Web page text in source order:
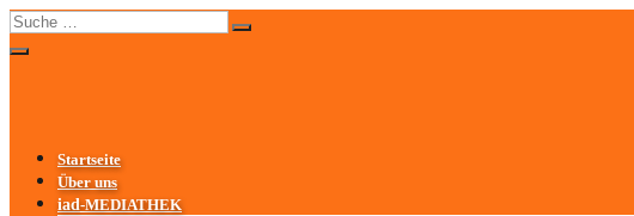
Startseite
Über uns
iad-MEDIATHEK